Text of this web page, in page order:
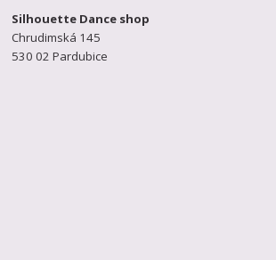
Silhouette Dance shop
Chrudimská 145
530 02 Pardubice